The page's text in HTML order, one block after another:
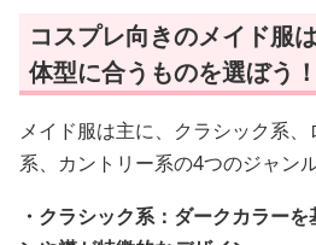
コスプレ向きのメイド服
体型に合うものを選ぼう！
メイド服は主に、クラシック系
系、カントリー系の4つのジャン
・クラシック系：ダークカラー